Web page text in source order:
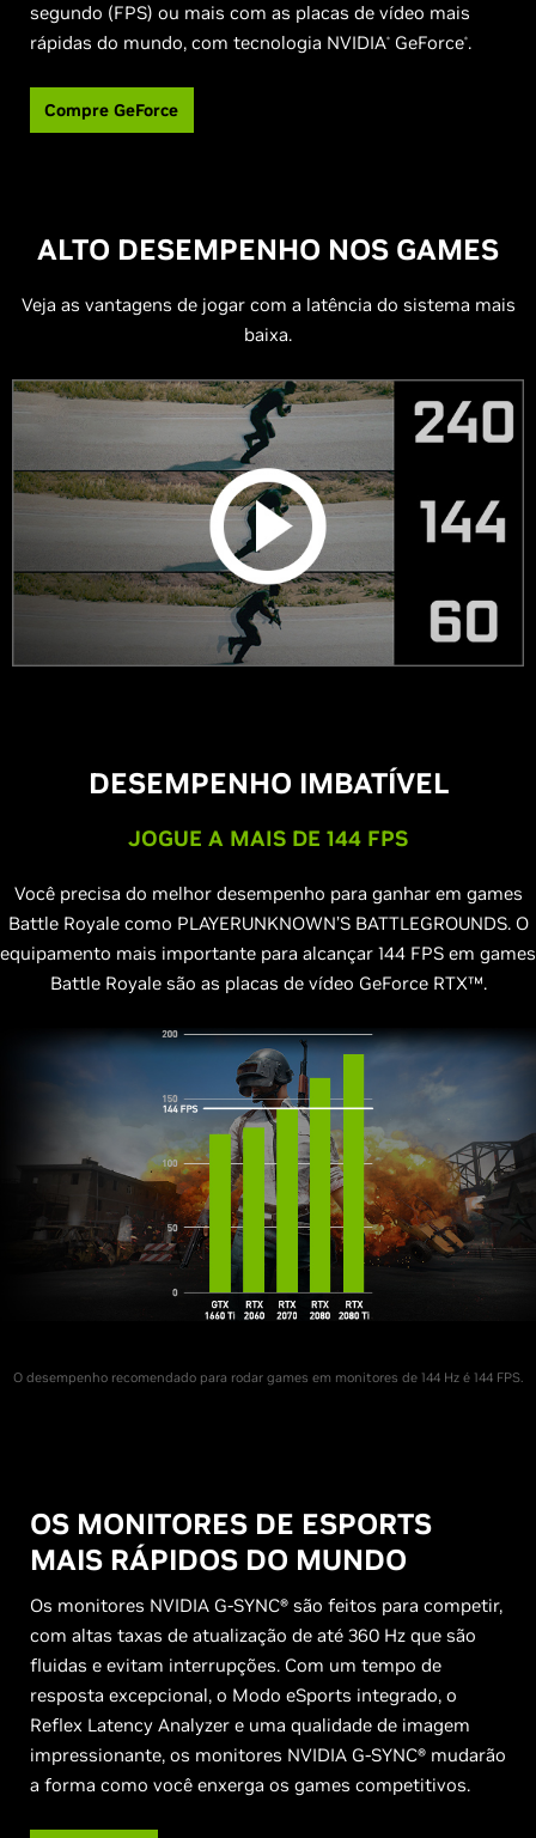
segundo (FPS) ou mais com as placas de vídeo mais
rápidas do mundo, com tecnologia NVIDIA® GeForce®.
Compre GeForce
ALTO DESEMPENHO NOS GAMES
Veja as vantagens de jogar com a latência do sistema mais
baixa.
DESEMPENHO IMBATÍVEL
JOGUE A MAIS DE 144 FPS
Você precisa do melhor desempenho para ganhar em games
Battle Royale como PLAYERUNKNOWN’S BATTLEGROUNDS. O
equipamento mais importante para alcançar 144 FPS em games
Battle Royale são as placas de vídeo GeForce RTX™.
O desempenho recomendado para rodar games em monitores de 144 Hz é 144 FPS.
OS MONITORES DE ESPORTS
MAIS RÁPIDOS DO MUNDO
Os monitores NVIDIA G-SYNC® são feitos para competir,
com altas taxas de atualização de até 360 Hz que são
fluidas e evitam interrupções. Com um tempo de
resposta excepcional, o Modo eSports integrado, o
Reflex Latency Analyzer e uma qualidade de imagem
impressionante, os monitores NVIDIA G-SYNC® mudarão
a forma como você enxerga os games competitivos.